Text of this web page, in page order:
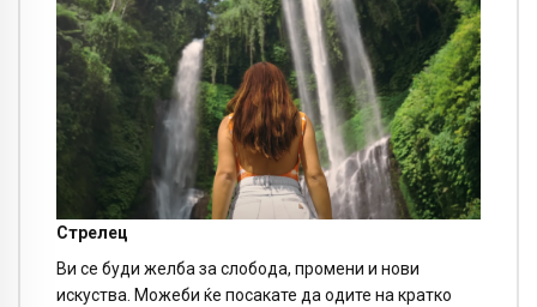
Стрелец
Ви се буди желба за слобода, промени и нови
искуства. Можеби ќе посакате да одите на кратко